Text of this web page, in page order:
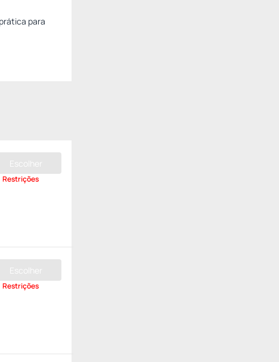
para
Escolher
Restrições
Escolher
Restrições